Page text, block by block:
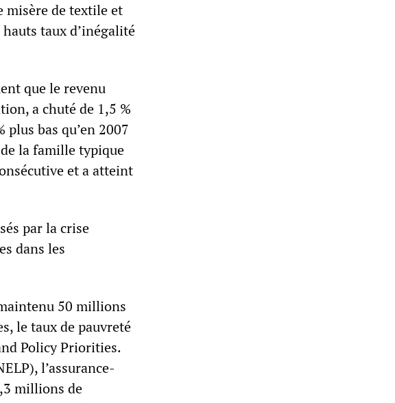
misère de textile et
taux d’inégalité
que le revenu
a chuté de 1,5 %
plus bas qu’en 2007
de la famille typique
et a atteint
par la crise
dans les
50 millions
le taux de pauvreté
Policy Priorities.
l’assurance-
millions de